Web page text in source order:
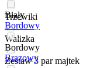
Trzewiki
Walizka
Zestaw 3 par majtek
Biały
Bordowy
Bordowy
Brązowy